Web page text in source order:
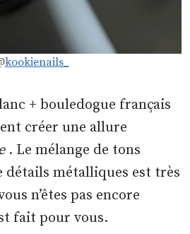
kookienails_
+ bouledogue français
créer une allure
. Le mélange de tons
détails métalliques est très
n’êtes pas encore
fait pour vous.